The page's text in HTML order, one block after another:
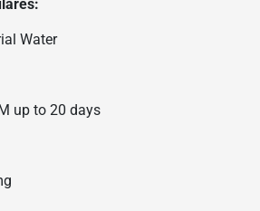
Water
up to 20 days